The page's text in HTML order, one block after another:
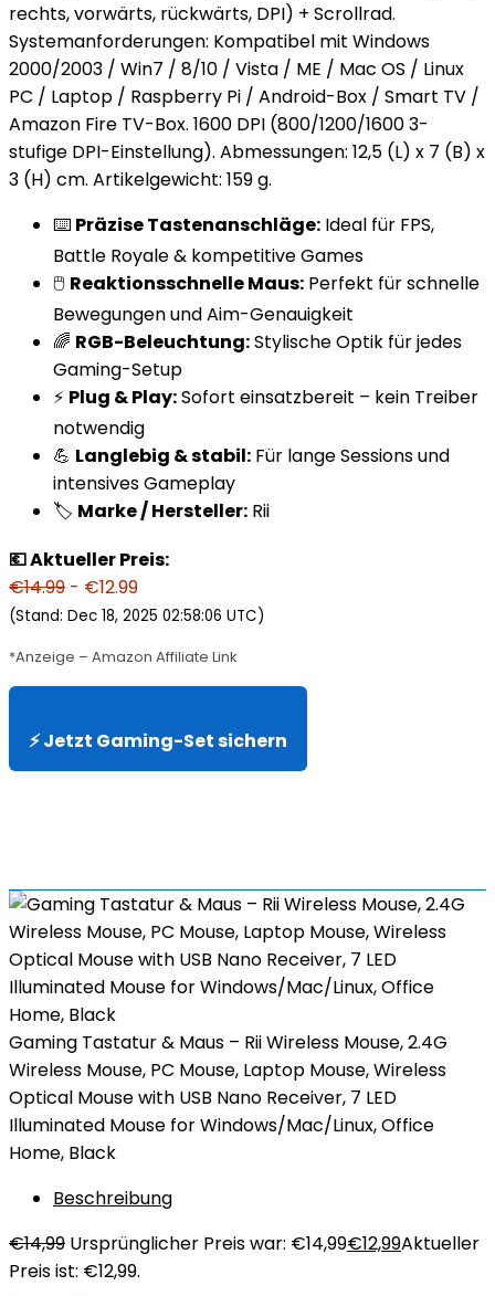
rechts, vorwärts, rückwärts, DPI) + Scrollrad.
Systemanforderungen: Kompatibel mit Windows
2000/2003 / Win7 / 8/10 / Vista / ME / Mac OS / Linux
PC / Laptop / Raspberry Pi / Android-Box / Smart TV /
Amazon Fire TV-Box. 1600 DPI (800/1200/1600 3-
stufige DPI-Einstellung). Abmessungen: 12,5 (L) x 7 (B) x
3 (H) cm. Artikelgewicht: 159 g.
⌨️ Präzise Tastenanschläge: Ideal für FPS,
Battle Royale & kompetitive Games
🖱️ Reaktionsschnelle Maus: Perfekt für schnelle
Bewegungen und Aim-Genauigkeit
🌈 RGB-Beleuchtung:Stylische Optik für jedes
Gaming-Setup
⚡ Plug & Play:Sofort einsatzbereit – kein Treiber
notwendig
💪 Langlebig & stabil: Für lange Sessions und
intensives Gameplay
🏷️ Marke / Hersteller: Rii
💶 Aktueller Preis:
€14.99 - €12.99
(Stand: Dec 18, 2025 02:58:06 UTC)
*Anzeige – Amazon Affiliate Link
⚡ Jetzt Gaming-Set sichern
Gaming Tastatur & Maus – Rii Wireless Mouse, 2.4G
Wireless Mouse, PC Mouse, Laptop Mouse, Wireless
Optical Mouse with USB Nano Receiver, 7 LED
Illuminated Mouse for Windows/Mac/Linux, Office
Home, Black
Beschreibung
€14,99 Ursprünglicher Preis war: €14,99€12,99Aktueller
Preis ist: €12,99.